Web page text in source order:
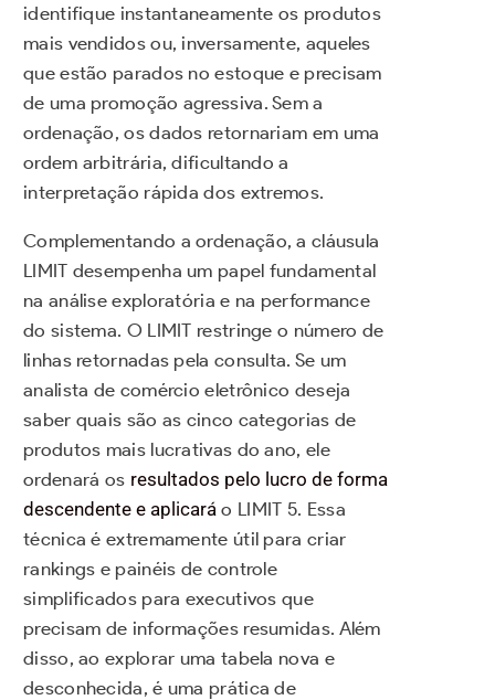
identifique instantaneamente os produtos
mais vendidos ou, inversamente, aqueles
que estão parados no estoque e precisam
de uma promoção agressiva. Sem a
ordenação, os dados retornariam em uma
ordem arbitrária, dificultando a
interpretação rápida dos extremos.
Complementando a ordenação, a cláusula
LIMIT desempenha um papel fundamental
na análise exploratória e na performance
do sistema. O LIMIT restringe o número de
linhas retornadas pela consulta. Se um
analista de comércio eletrônico deseja
saber quais são as cinco categorias de
produtos mais lucrativas do ano, ele
ordenará os resultados pelo lucro de forma
descendente e aplicará o LIMIT 5. Essa
técnica é extremamente útil para criar
rankings e painéis de controle
simplificados para executivos que
precisam de informações resumidas. Além
disso, ao explorar uma tabela nova e
desconhecida, é uma prática de